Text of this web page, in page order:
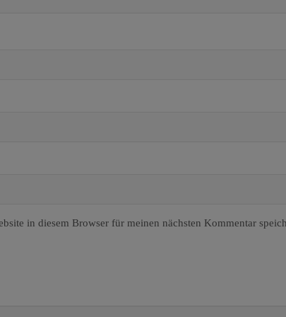
in diesem Browser für meinen nächsten Kommentar